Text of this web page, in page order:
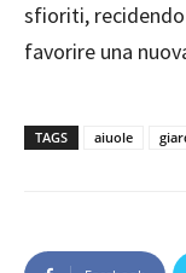
sfioriti,
favorire una
TAGS aiuole